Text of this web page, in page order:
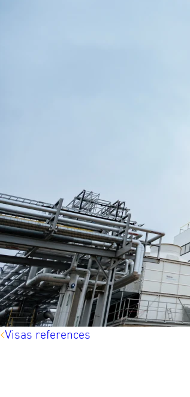
Visas references